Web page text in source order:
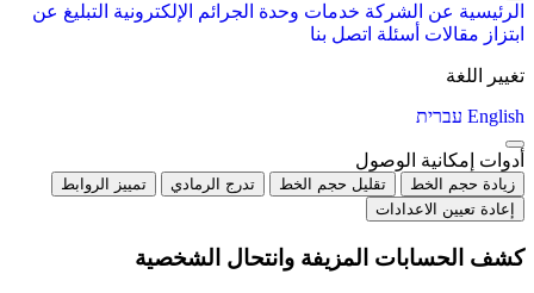
الرئيسية عن الشركة خدمات وحدة الجرائم الإلكترونية التبليغ عن
ابتزاز مقالات أسئلة اتصل بنا
تغيير اللغة
English עברית
أدوات إمكانية الوصول
زيادة حجم الخط تقليل حجم الخط تدرج الرمادي
تمييز الروابط
إعادة تعيين الاعدادات
كشف الحسابات المزيفة وانتحال الشخصية